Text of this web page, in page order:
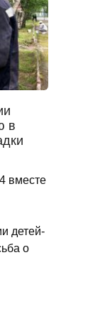
в
вместе
детей-
о